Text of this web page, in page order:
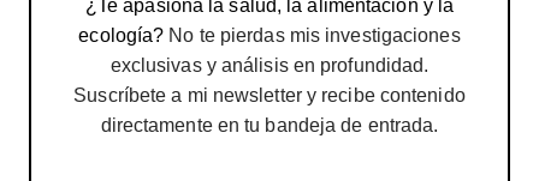
¿Te apasiona la salud, la alimentación y la
ecología? No te pierdas mis investigaciones
exclusivas y análisis en profundidad.
Suscríbete a mi newsletter y recibe contenido
directamente en tu bandeja de entrada.